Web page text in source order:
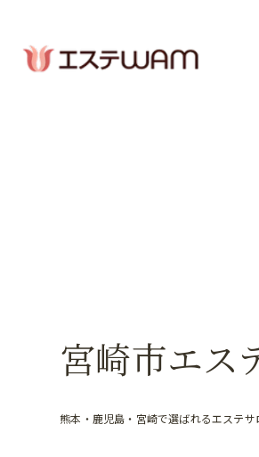
宮崎市エ
熊本・鹿児島・宮崎で選ばれるエステサ